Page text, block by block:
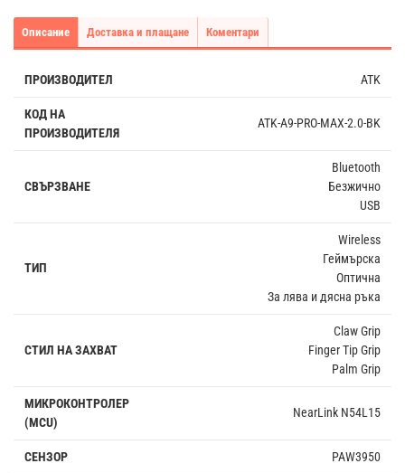
Описание Доставка и плащане Коментари
ПРОИЗВОДИТЕЛ ATK
КОД НА
ПРОИЗВОДИТЕЛЯ
ATK-A9-PRO-MAX-2.0-BK
СВЪРЗВАНЕ
Bluetooth
Безжично
USB
ТИП
Wireless
Геймърска
Оптична
За лява и дясна ръка
СТИЛ НА ЗАХВАТ
Claw Grip
Finger Tip Grip
Palm Grip
МИКРОКОНТРОЛЕР
(MCU)
NearLink N54L15
СЕНЗОР PAW3950